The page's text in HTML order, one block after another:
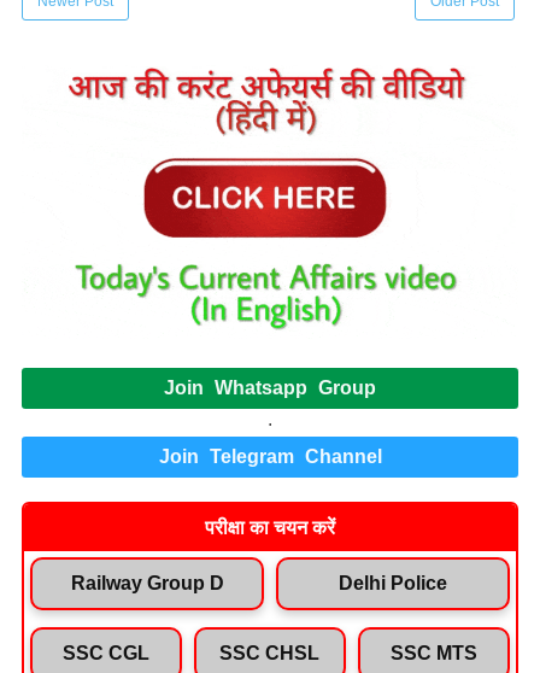
Join Whatsapp Group
.
Join Telegram Channel
परीक्षा का चयन करें
Railway Group D Delhi Police
SSC CGL SSC CHSL SSC MTS